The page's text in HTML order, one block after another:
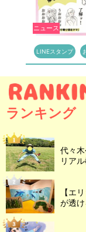
ニュース
LINEスタンプ
ランキング
代々
リア
【エ
が透